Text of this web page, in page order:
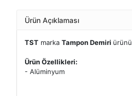
Ürün Açıklaması
TST marka Tampon Demiri ürünü
Ürün Özellikleri:
- Alüminyum